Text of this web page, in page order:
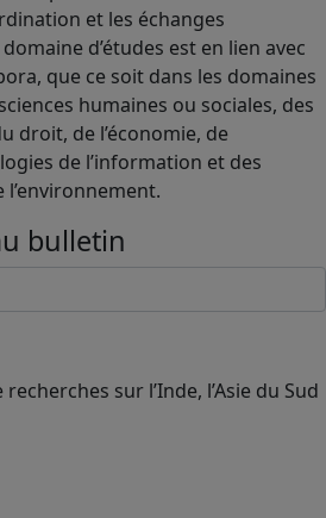
et les échanges
d’études est en lien avec
que ce soit dans les domaines
humaines ou sociales, des
droit, de l’économie, de
de l’information et des
bulletin